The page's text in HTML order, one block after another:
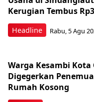
Headline
Kerugian Tembus
Rabu, 5 Agu
Warga Kesambi Kota
Digegerkan
Rumah Kosong